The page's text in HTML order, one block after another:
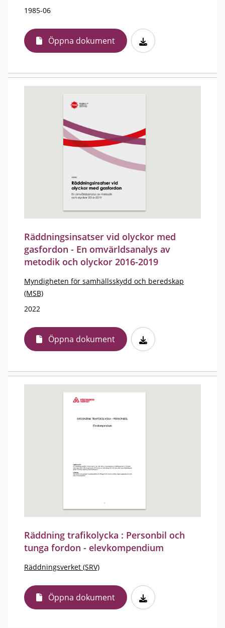
1985-06
Öppna dokument
Räddningsinsatser vid olyckor med
gasfordon - En omvärldsanalys av
metodik och olyckor 2016-2019
Myndigheten för samhällsskydd och beredskap
(MSB)
2022
Öppna dokument
Räddning trafikolycka : Personbil och
tunga fordon - elevkompendium
Räddningsverket (SRV)
Öppna dokument